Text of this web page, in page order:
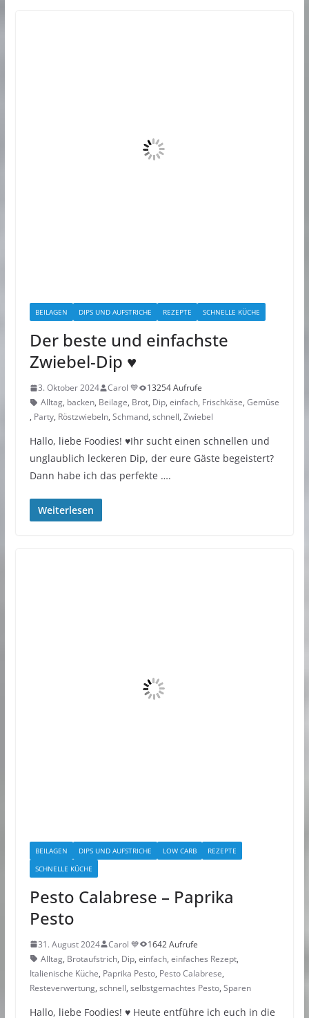
BEILAGEN DIPS UND AUFSTRICHE REZEPTE SCHNELLE KÜCHE
Der beste und einfachste
Zwiebel-Dip ♥︎
3. Oktober 2024 Carol 💙
13254 Aufrufe
Alltag, backen, Beilage, Brot, Dip, einfach, Frischkäse, Gemüse
, Party, Röstzwiebeln, Schmand, schnell, Zwiebel
Hallo, liebe Foodies! ♥︎Ihr sucht einen schnellen und
unglaublich leckeren Dip, der eure Gäste begeistert?
Dann habe ich das perfekte ….
Weiterlesen
BEILAGEN DIPS UND AUFSTRICHE LOW CARB
REZEPTE
SCHNELLE KÜCHE
Pesto Calabrese – Paprika
Pesto
31. August 2024 Carol 💙
1642 Aufrufe
Alltag, Brotaufstrich, Dip, einfach, einfaches Rezept,
Italienische Küche, Paprika Pesto, Pesto Calabrese,
Resteverwertung, schnell, selbstgemachtes Pesto, Sparen
Hallo, liebe Foodies! ♥︎ Heute entführe ich euch in die